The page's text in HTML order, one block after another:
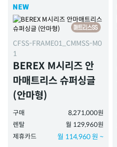
CFSS-FRAME01_CMMSS-M0
1
BEREX M시리즈 안
마매트리스 슈퍼싱글
(안마형)
구매
8,271,000원
렌탈
월 129,960원
제휴카드
월 114,960 원 ~